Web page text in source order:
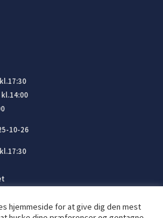
10-26
hjemmeside for at give dig den mest